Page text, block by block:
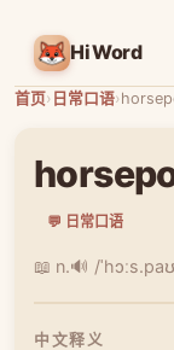
HiWord
首页› 日常口语›
💬 日常口语
📖 n.🔊 /
中文释义